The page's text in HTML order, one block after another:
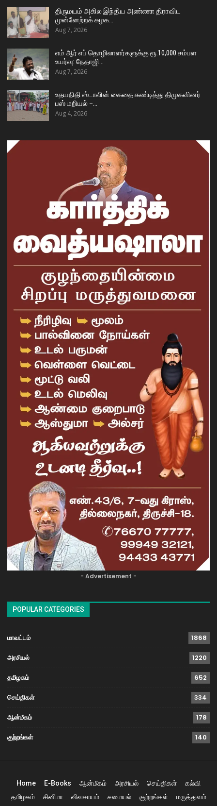
திருமயம் அகில இந்திய அண்ணா திராவிட
முன்னேற்றக் கழக…
Aug 7, 2026
எம் ஆர் எப் தொழிலாளர்களுக்கு ரூ.10,000 சம்பள
உயர்வு: நேதாஜி…
Aug 7, 2026
உதயநிதி ஸ்டாலின் கைதை கண்டித்து திமுகவினர்
பஸ் மறியல் –…
Aug 4, 2026
- Advertisement -
POPULAR CATEGORIES
மாவட்டம் 1868
அரசியல் 1220
தமிழகம் 652
செய்திகள் 334
ஆன்மீகம் 178
குற்றங்கள் 140
Home E-Books ஆன்மீகம் அரசியல் செய்திகள்
கல்வி
தமிழகம்
சினிமா விவசாயம் சமையல் குற்றங்கள் மருத்துவம்